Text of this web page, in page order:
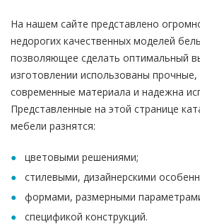
На нашем сайте представлено
недорогих качественных моделей
позволяющее сделать оптимальный
изготовлении использованы
современные материала и надежна
Представленные на этой странице
мебели разнятся:
цветовыми решениями;
стилевыми, дизайнерскими
формами, размерными
спецификой конструкций.